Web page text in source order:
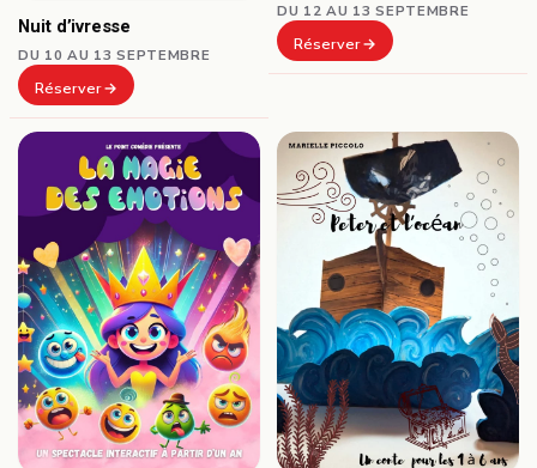
Nuit d’ivresse
DU 10 AU 13 SEPTEMBRE
Réserver
DU 12 AU 13 SEPTEMBRE
Réserver